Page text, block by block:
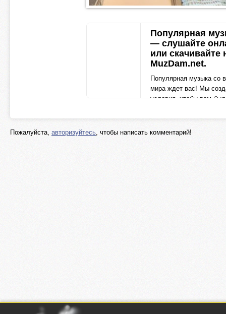
Популярная
— слушайте
или скачивайте
MuzDam.net.
Популярная музыка со
мира ждет вас! Мы
условия, чтобы вам
любимыми хитами.
ваш путеводитель
muzdam.net
Пожалуйста, авторизуйтесь, чтобы написать комментарий!